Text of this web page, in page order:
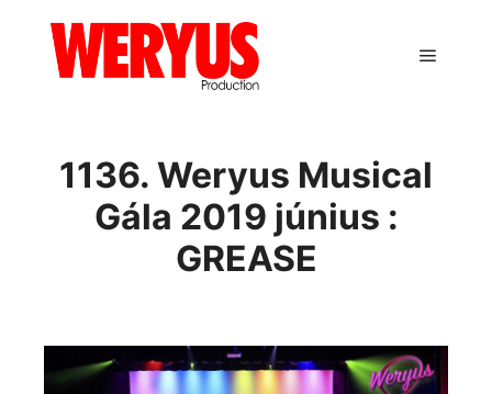
1136. Weryus Musical
Gála 2019 június :
GREASE